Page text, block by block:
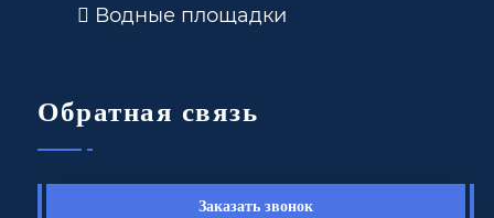
Водные площадки
Обратная связь
Заказать звонок